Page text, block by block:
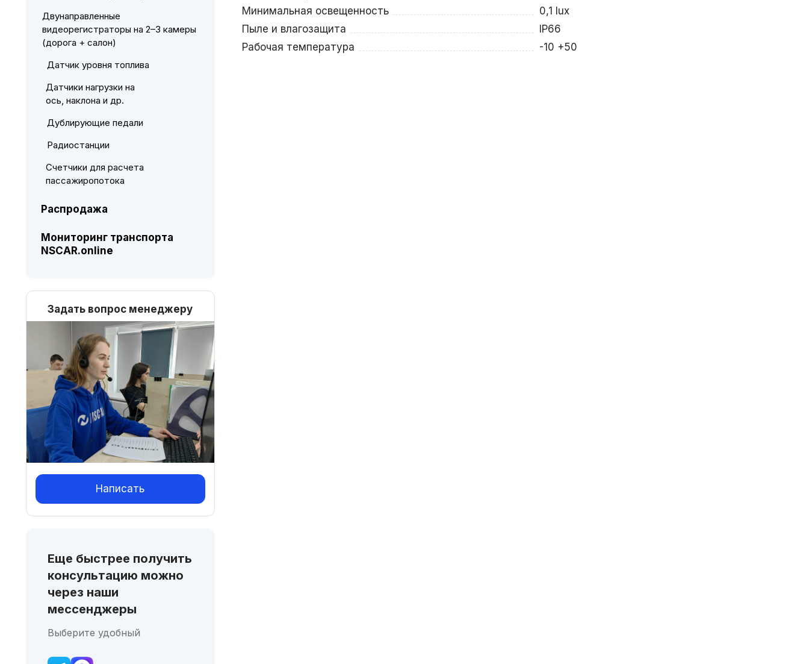
Минимальная освещенность
0,1 lux
Пыле и влагозащита
IP66
Рабочая температура
-10 +50
Двунаправленные
видеорегистраторы на 2–3 камеры
(дорога + салон)
Датчик уровня топлива
Датчики нагрузки на
ось, наклона и др.
Дублирующие педали
Радиостанции
Счетчики для расчета
пассажиропотока
Распродажа
Мониторинг транспорта
NSCAR.online
Задать вопрос менеджеру
Написать
Еще быстрее получить
консультацию можно
через наши
мессенджеры
Выберите удобный